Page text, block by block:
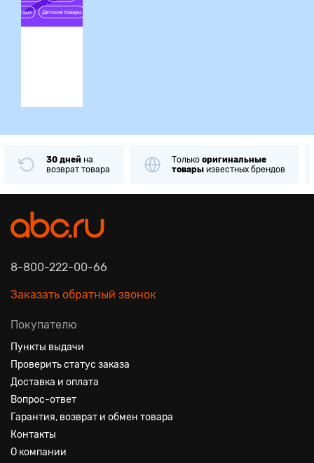
30 дней на
возврат товара
Только оригинальные
товары известных брендов
8-800-222-00-66
Заказать обратный звонок
Покупателю
Пункты выдачи
Проверить статус заказа
Доставка и оплата
Вопрос-ответ
Гарантия, возврат и обмен товара
Контакты
О компании